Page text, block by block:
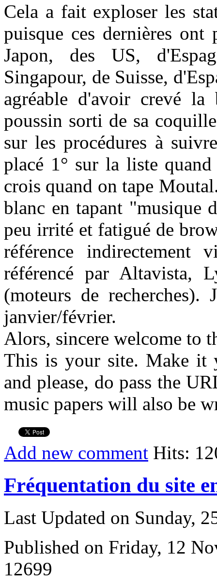
Cela a fait exploser les
puisque ces dernières ont
Japon, des US,
Singapour, de Suisse,
agréable d'avoir crevé
poussin sorti de sa
sur les procédures à
placé 1° sur la liste
crois quand on tape
blanc en tapant "musique
peu irrité et fatigué de
référence
référencé par Altavista,
(moteurs de
janvier/février.
Alors, sincere welcome to
This is your site. Make it
and please, do pass the
music papers will also be
Add new comment Hits:
Fréquentation du site
Last Updated on Sunday,
Published on Friday, 12
12699